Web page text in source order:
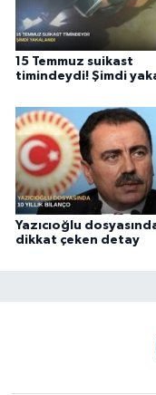
15 Temmuz suikast
timindeydi! Şimdi
Yazıcıoğlu
dikkat çeken detay